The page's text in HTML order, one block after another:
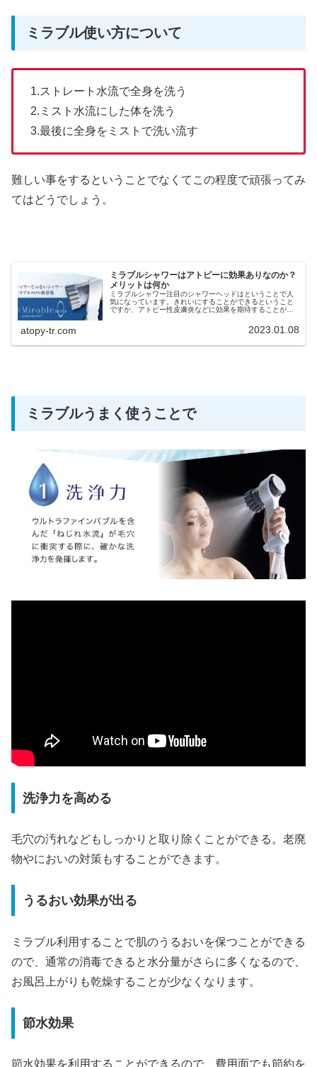
ミラブル使い方について
1.ストレート水流で全身を洗う
2.ミスト水流にした体を洗う
3.最後に全身をミストで洗い流す
難しい事をするということでなくてこの程度で頑張ってみ
てはどうでしょう。
ミラブルシャワーはアトピーに効果ありなのか？
メリットは何か
ミラブルシャワー注目のシャワーヘッドはということで人
気になっています。きれいにすることができるということ
ですか、アトピー性皮膚炎などに効果を期待することがで
ワー結論としてアトピーに効果があって悪化することはあ
atopy-tr.com 2023.01.08
ミラブルうまく使うことで
洗浄力を高める
毛穴の汚れなどもしっかりと取り除くことができる。老廃
物やにおいの対策もすることができます。
うるおい効果が出る
ミラブル利用することで肌のうるおいを保つことができる
ので、通常の消毒できると水分量がさらに多くなるので、
お風呂上がりも乾燥することが少なくなります。
節水効果
節水効果を利用することができるので、費用面でも節約を